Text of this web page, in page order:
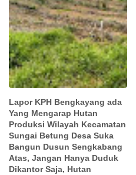
Lapor KPH Bengkayang ada
Yang Mengarap Hutan
Produksi Wilayah Kecamatan
Sungai Betung Desa Suka
Bangun Dusun Sengkabang
Atas, Jangan Hanya Duduk
Dikantor Saja, Hutan